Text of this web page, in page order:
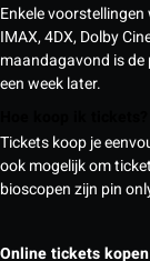
Enkele
IMAX, 4DX, Dolby
maandagavond is
een week later.
Tickets koop je
ook mogelijk om
bioscopen zijn pin
Online tickets kopen